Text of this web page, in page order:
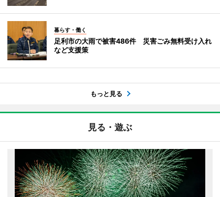
暮らす・働く
足利市の大雨で被害486件 災害ごみ無料受け入れ
など支援策
もっと見る
見る・遊ぶ